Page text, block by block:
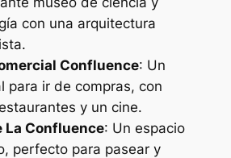
con una arquitectura
Confluence: Un
para ir de compras, con
y un cine.
La Confluence: Un espacio
perfecto para pasear y